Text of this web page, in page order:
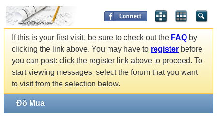
If this is your first visit, be sure to check out the FAQ by
clicking the link above. You may have to register before
you can post: click the register link above to proceed. To
start viewing messages, select the forum that you want
to visit from the selection below.
Đồ Mua